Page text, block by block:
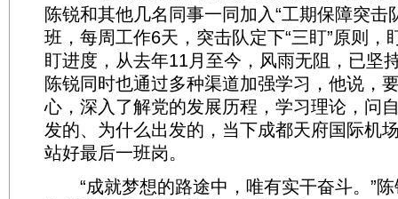
陈锐和其他几名同事一同加入“工期保障突击
班，每周工作6天，突击队定下“三盯”原则，
盯进度，从去年11月至今，风雨无阻，已坚
陈锐同时也通过多种渠道加强学习，他说，
心，深入了解党的发展历程，学习理论，问
发的、为什么出发的，当下成都天府国际机
站好最后一班岗。
“成就梦想的路途中，唯有实干奋斗。”陈